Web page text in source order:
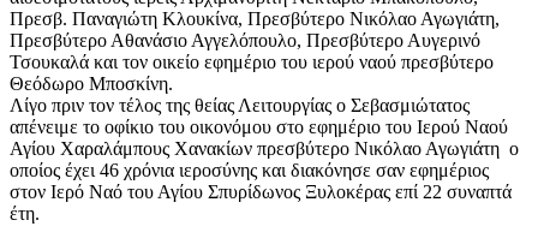
Πρεσβ. Παναγιώτη Κλουκίνα, Πρεσβύτερο Νικόλαο Αγωγιάτη,
Πρεσβύτερο Αθανάσιο Αγγελόπουλο, Πρεσβύτερο Αυγερινό
Τσουκαλά και τον οικείο εφημέριο του ιερού ναού πρεσβύτερο
Θεόδωρο Μποσκίνη.
Λίγο πριν τον τέλος της θείας Λειτουργίας ο Σεβασμιώτατος
απένειμε το οφίκιο του οικονόμου στο εφημέριο του Ιερού Ναού
Αγίου Χαραλάμπους Χανακίων πρεσβύτερο Νικόλαο Αγωγιάτη ο
οποίος έχει 46 χρόνια ιεροσύνης και διακόνησε σαν εφημέριος
στον Ιερό Ναό του Αγίου Σπυρίδωνος Ξυλοκέρας επί 22 συναπτά
έτη.